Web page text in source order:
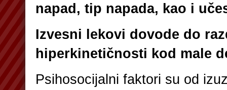
napad, tip napada, kao i
Izvesni lekovi dovode do
hiperkinetičnosti kod male
Psihosocijalni faktori su od